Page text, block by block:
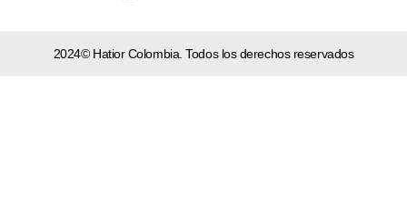
2024© Hatior Colombia. Todos los derechos reservados